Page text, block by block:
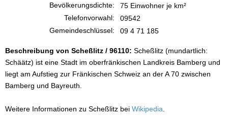
Bevölkerungsdichte:
75 Einwohner je km²
Telefonvorwahl:
09542
Gemeindeschlüssel:
09 4 71 185
Beschreibung von Scheßlitz / 96110: Scheßlitz (mundartlich:
Schäätz) ist eine Stadt im oberfränkischen Landkreis Bamberg und
liegt am Aufstieg zur Fränkischen Schweiz an der A 70 zwischen
Bamberg und Bayreuth.
Weitere Informationen zu Scheßlitz bei Wikipedia